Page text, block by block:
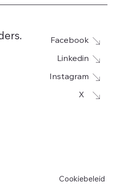
Rhille in
Jasper
Facebook
Linkedin
Instagram
X
Cookiebeleid